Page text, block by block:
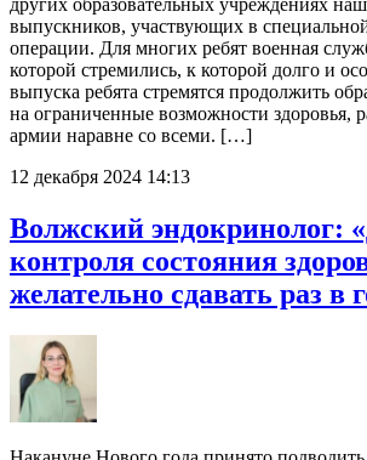
других образовательных учреждениях
выпускников, участвующих в
операции. Для многих ребят военная
которой стремились, к которой долго и
выпуска ребята стремятся продолжить
на ограниченные возможности здоровья,
армии наравне со всеми. […]
12 декабря 2024 14:13
Волжский эндокринолог:
контроля состояния
желательно сдавать раз в